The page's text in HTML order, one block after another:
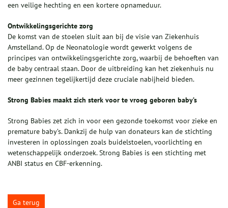
een veilige hechting en een kortere opnameduur.
Ontwikkelingsgerichte zorg
De komst van de stoelen sluit aan bij de visie van Ziekenhuis
Amstelland. Op de Neonatologie wordt gewerkt volgens de
principes van ontwikkelingsgerichte zorg, waarbij de behoeften van
de baby centraal staan. Door de uitbreiding kan het ziekenhuis nu
meer gezinnen tegelijkertijd deze cruciale nabijheid bieden.
Strong Babies maakt zich sterk voor te vroeg geboren baby’s
Strong Babies zet zich in voor een gezonde toekomst voor zieke en
premature baby’s. Dankzij de hulp van donateurs kan de stichting
investeren in oplossingen zoals buidelstoelen, voorlichting en
wetenschappelijk onderzoek. Strong Babies is een stichting met
ANBI status en CBF-erkenning.
Ga terug